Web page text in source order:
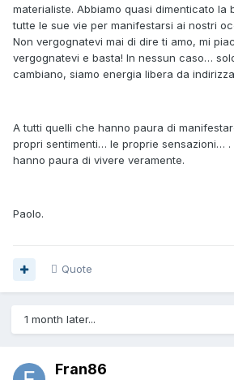
materialiste. Abbiamo quasi dimenticato la
tutte le sue vie per manifestarsi ai nostri
Non vergognatevi mai di dire ti amo, mi
vergognatevi e basta! In nessun caso…
cambiano, siamo energia libera da
A tutti quelli che hanno paura di
propri sentimenti… le proprie sensazioni… .
hanno paura di vivere veramente.
Paolo.
Quote
1 month later...
Fran86